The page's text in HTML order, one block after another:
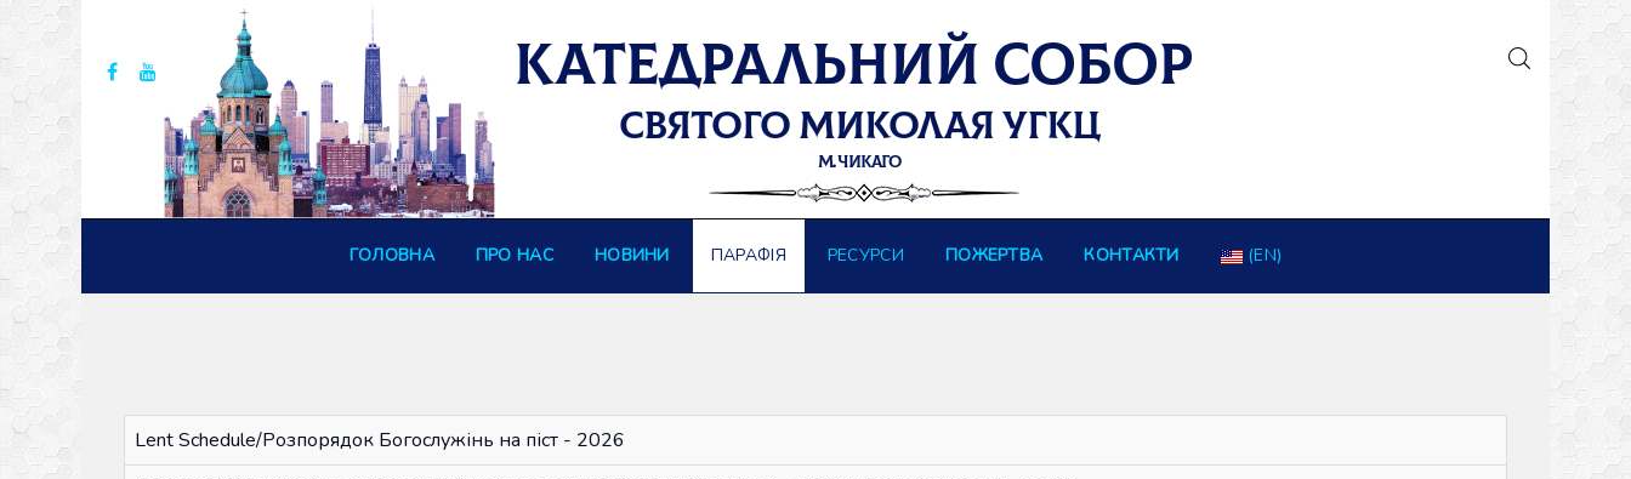
ГОЛОВНА ПРО НАС НОВИНИ ПАРАФІЯ РЕСУРСИ ПОЖЕРТВА КОНТАКТИ (EN)
Lent Schedule/Розпорядок Богослужінь на піст - 2026